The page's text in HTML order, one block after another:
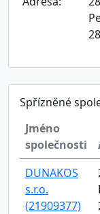
Spřízněné
Jméno
společnosti
DUNAKOS
s.r.o.
(21909377)